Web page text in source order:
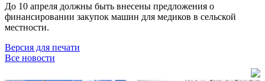
До 10 апреля должны быть внесены предложения о
финансировании закупок машин для медиков в сельской
местности.
Версия для печати
Все новости